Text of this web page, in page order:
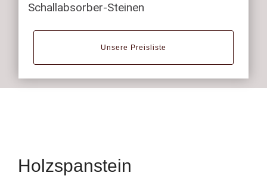
Schallabsorber-Steinen
Unsere Preisliste
Holzspanstein